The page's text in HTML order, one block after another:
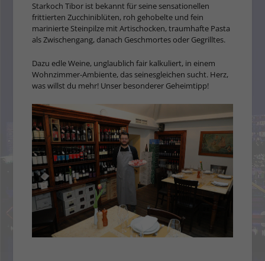
Starkoch Tibor ist bekannt für seine sensationellen
frittierten Zucchiniblüten, roh gehobelte und fein
marinierte Steinpilze mit Artischocken, traumhafte Pasta
als Zwischengang, danach Geschmortes oder Gegrilltes.
Dazu edle Weine, unglaublich fair kalkuliert, in einem
Wohnzimmer-Ambiente, das seinesgleichen sucht. Herz,
was willst du mehr! Unser besonderer Geheimtipp!